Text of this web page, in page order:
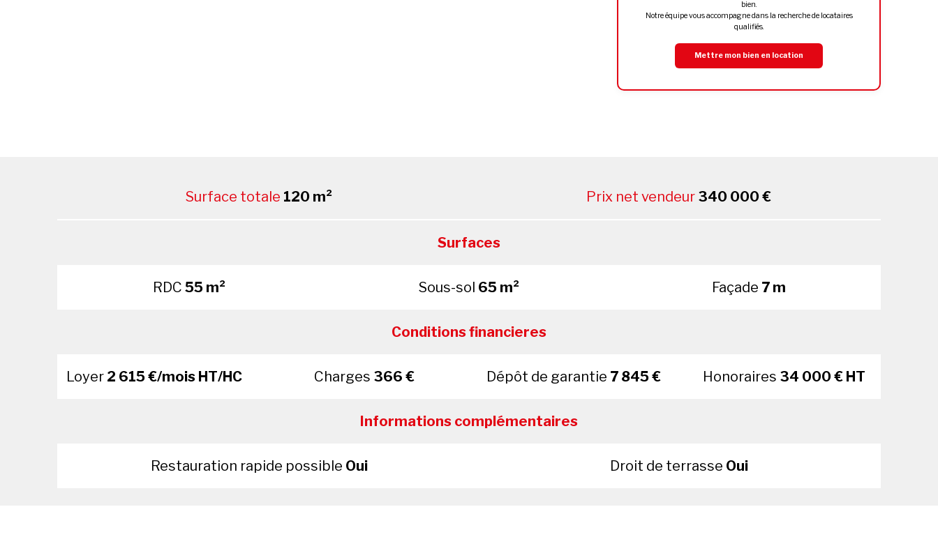
bien.
Notre équipe vous accompagne dans la recherche de locataires
qualifiés.
Mettre mon bien en location
Surface totale 120 m² Prix net vendeur 340 000 €
Surfaces
RDC 55 m² Sous-sol 65 m² Façade 7 m
Conditions financieres
Loyer 2 615 €/mois HT/HC Charges 366 € Dépôt de garantie 7 845 € Honoraires 34 000 € HT
Informations complémentaires
Restauration rapide possible Oui Droit de terrasse Oui